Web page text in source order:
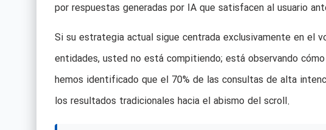
por respuestas generadas por IA que satisfacen al usuario
Si su estrategia actual sigue centrada exclusivamente en el
entidades, usted no está compitiendo; está observando
hemos identificado que el 70% de las consultas de alta
los resultados tradicionales hacia el abismo del scroll.